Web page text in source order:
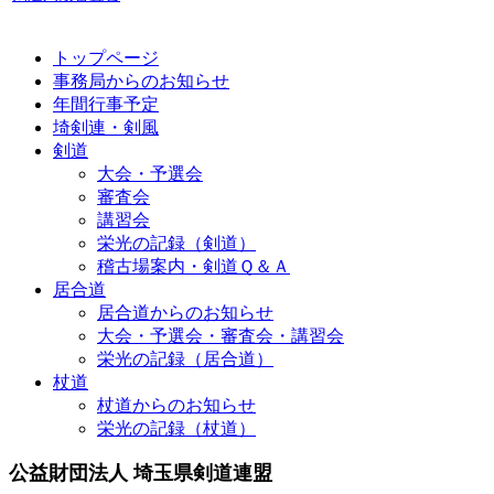
トップページ
事務局からのお知らせ
年間行事予定
埼剣連・剣風
剣道
大会・予選会
審査会
講習会
栄光の記録（剣道）
稽古場案内・剣道Ｑ＆Ａ
居合道
居合道からのお知らせ
大会・予選会・審査会・講習会
栄光の記録（居合道）
杖道
杖道からのお知らせ
栄光の記録（杖道）
公益財団法人 埼玉県剣道連盟